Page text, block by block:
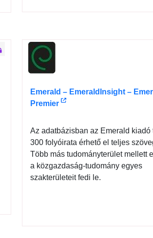
Emerald – EmeraldInsight –
Premier
Az adatbázisban az Emerald kiadó
300 folyóirata érhető el teljes
Több más tudományterület mellett
a közgazdaság-tudomány egyes
szakterületeit fedi le.